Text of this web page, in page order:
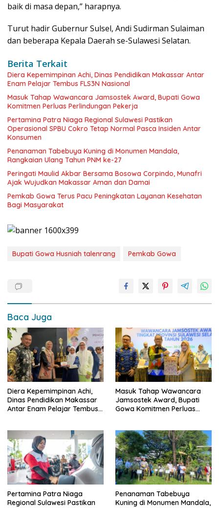
baik di masa depan,” harapnya.
Turut hadir Gubernur Sulsel, Andi Sudirman Sulaiman
dan beberapa Kepala Daerah se-Sulawesi Selatan.
Berita Terkait
Diera Kepemimpinan Achi, Dinas Pendidikan Makassar Antar
Enam Pelajar Tembus FLS3N Nasional
Masuk Tahap Wawancara Jamsostek Award, Bupati Gowa
Komitmen Perluas Perlindungan Pekerja
Pertamina Patra Niaga Regional Sulawesi Pastikan
Operasional SPBU Cokro Tetap Normal Pasca Insiden Antar
Konsumen
Penanaman Tabebuya Kuning di Monumen Mandala,
Rangkaian Ulang Tahun PNM ke-27
Peringati Maulid Akbar Bersama Bosowa Corpindo, Munafri
Ajak Wujudkan Makassar Aman dan Damai
Pemkab Gowa Terus Pacu Peningkatan Layanan Kesehatan
Bagi Masyarakat
Bupati Gowa Husniah talenrang Pemkab Gowa
Baca Juga
Diera Kepemimpinan Achi,
Dinas Pendidikan Makassar
Antar Enam Pelajar Tembus
Masuk Tahap Wawancara
Jamsostek Award, Bupati
Gowa Komitmen Perluas
Pertamina Patra Niaga
Regional Sulawesi Pastikan
Penanaman Tabebuya
Kuning di Monumen Mandala,